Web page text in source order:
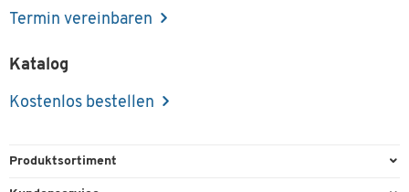
Termin vereinbaren
Katalog
Kostenlos bestellen
Produktsortiment
Büroausstattung